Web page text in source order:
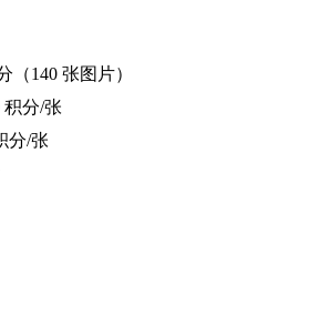
（140 张图片）
积分/张
分/张